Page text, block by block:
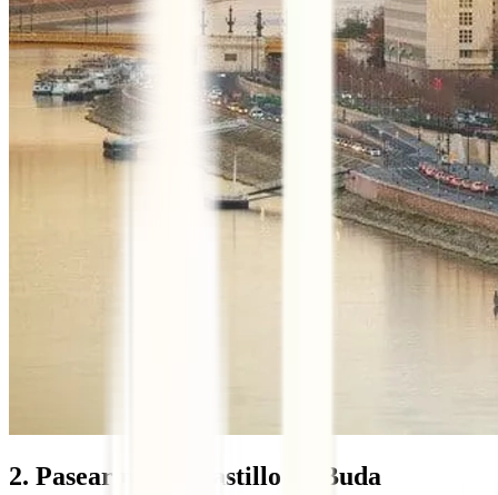
2. Pasear por el Castillo de Buda